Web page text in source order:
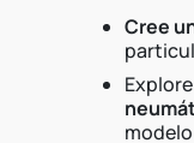
Cree